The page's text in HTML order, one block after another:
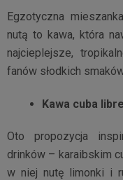
Egzotyczna
nutą to kawa, która
najcieplejsze,
fanów słodkich
Kawa cuba libre
Oto propozycja
drinków – karaibskim
w niej nutę limonki i